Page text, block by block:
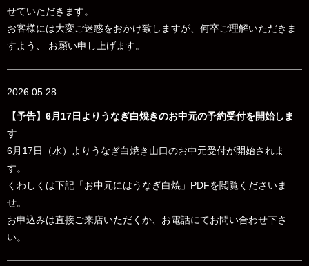
せていただきます。
お客様には大変ご迷惑をおかけ致しますが、何卒ご理解いただきま
すよう、 お願い申し上げます。
2026.05.28
【予告】6月17日よりうなぎ白焼きのお中元の予約受付を開始しま
す
6月17日（水）よりうなぎ白焼き山口のお中元受付が開始されま
す。
くわしくは下記「お中元にはうなぎ白焼」PDFを閲覧くださいま
せ。
お申込みは直接ご来店いただくか、お電話にてお問い合わせ下さ
い。